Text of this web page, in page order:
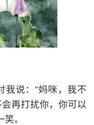
我说：“妈咪，我不
再打扰你，你可以
。